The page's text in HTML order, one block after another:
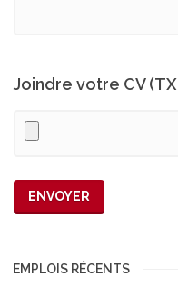
Joindre votre CV
EMPLOIS RÉCENTS